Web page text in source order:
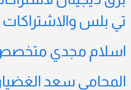
تي بلس والاشتراكات
اسلام مجدي
المحامي سعد